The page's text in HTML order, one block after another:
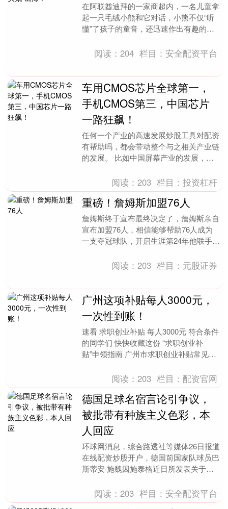
在阿联酋迪拜的一家商超内，一名儿童拿
起一只毛绒小熊和它对话，小熊不仅“听
懂”了孩子的童音，还迅速作出有趣的潮
广东的AI玩具在....
阅读：204 栏目：安全配资平台
车用CMOS芯片全球第一，
手机CMOS第三，中国芯片
一路狂飙！
任何一个产业的高速发展炒股工具对配资
有帮助吗，都会带动整个与之相关产业链
的发展。 比如中国屏幕产业的发展，带
为电视机、手机等....
阅读：203 栏目：投资杠杆
重磅！詹姆斯加盟76人
詹姆斯终于宣布最终决定了，詹姆斯亲自
宣布加盟76人，相信能够帮助76人成为
一支夺冠球队，开启生涯第24年他联手恩
shams报道....
阅读：203 栏目： 元股证券
广州这项补贴每人3000元，
一次性到账！
速看 求职创业补贴 每人3000元 符合条件
的同学们 快快收藏这份 “求职创业补
贴”申领指南 广州市求职创业补贴常见问
阅读：203 栏目： 配资官网
德国足球名宿言论引争议，
被批带有种族主义色彩，本
人回应
环球网消息，综合路透社等媒体26日报道
在线配资炒股开户，德国前国家队球员巴
斯蒂安·施魏因施泰格近日所发表关于科
者称，这种言论....
阅读：203 栏目：安全配资平台